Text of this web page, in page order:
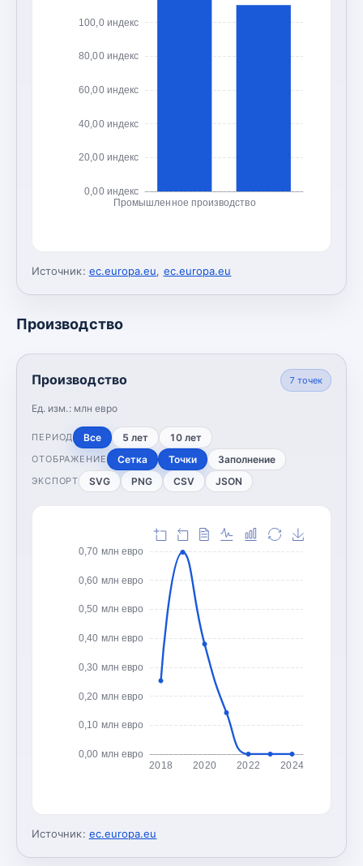
0,00 индекс
20,00 индекс
40,00 индекс
60,00 индекс
80,00 индекс
100,0 индекс
Промышленное производство
Источник: ec.europa.eu, ec.europa.eu
Производство
Производство
Ед. изм.: млн евро
7 точек
ПЕРИОД Все 5 лет 10 лет
ОТОБРАЖЕНИЕ Сетка Точки Заполнение
ЭКСПОРТ SVG PNG CSV JSON
0,00 млн евро
0,10 млн евро
0,20 млн евро
0,30 млн евро
0,40 млн евро
0,50 млн евро
0,60 млн евро
0,70 млн евро
2018 2020 2022 2024
Источник: ec.europa.eu